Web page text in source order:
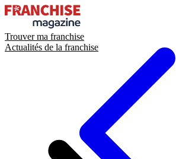
Trouver ma franchise
Actualités de la franchise